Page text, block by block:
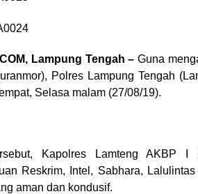
Lampung Tengah – Guna
Polres Lampung Tengah
Selasa malam (27/08/19).
Kapolres Lamteng AKBP I
Reskrim, Intel, Sabhara,
aman dan kondusif.